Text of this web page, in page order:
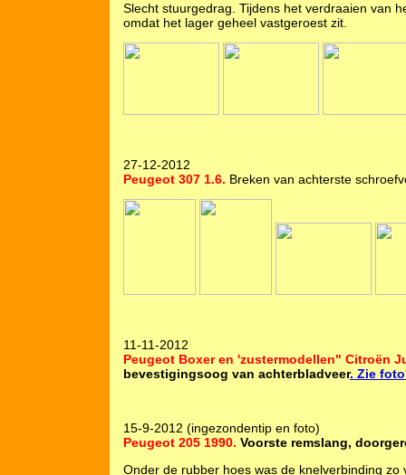
Slecht stuurgedrag. Tijdens het verdraaien van
omdat het lager geheel vastgeroest zit.
27-12-2012
Peugeot 307 1.6. Breken van achterste
11-11-2012
Peugeot Boxer en 'zustermodellen" Citroën
bevestigingsoog van achterbladveer. Zie
15-9-2012 (ingezondentip en foto)
Peugeot 205 1990. Voorste remslang,
Onder de rubber hoes was de knelverbinding